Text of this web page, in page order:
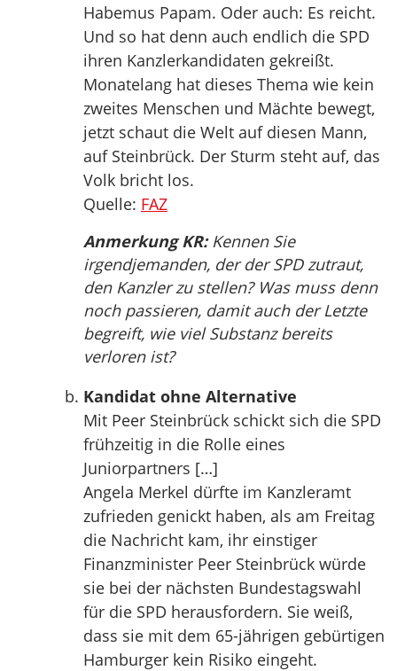
Habemus Papam. Oder auch: Es reicht.
Und so hat denn auch endlich die SPD
ihren Kanzlerkandidaten gekreißt.
Monatelang hat dieses Thema wie kein
zweites Menschen und Mächte bewegt,
jetzt schaut die Welt auf diesen Mann,
auf Steinbrück. Der Sturm steht auf, das
Volk bricht los.
Quelle: FAZ
Anmerkung KR:Kennen Sie
irgendjemanden, der der SPD zutraut,
den Kanzler zu stellen? Was muss denn
noch passieren, damit auch der Letzte
begreift, wie viel Substanz bereits
verloren ist?
Kandidat ohne Alternative
Mit Peer Steinbrück schickt sich die SPD
frühzeitig in die Rolle eines
Juniorpartners […]
Angela Merkel dürfte im Kanzleramt
zufrieden genickt haben, als am Freitag
die Nachricht kam, ihr einstiger
Finanzminister Peer Steinbrück würde
sie bei der nächsten Bundestagswahl
für die SPD herausfordern. Sie weiß,
dass sie mit dem 65-jährigen gebürtigen
Hamburger kein Risiko eingeht.